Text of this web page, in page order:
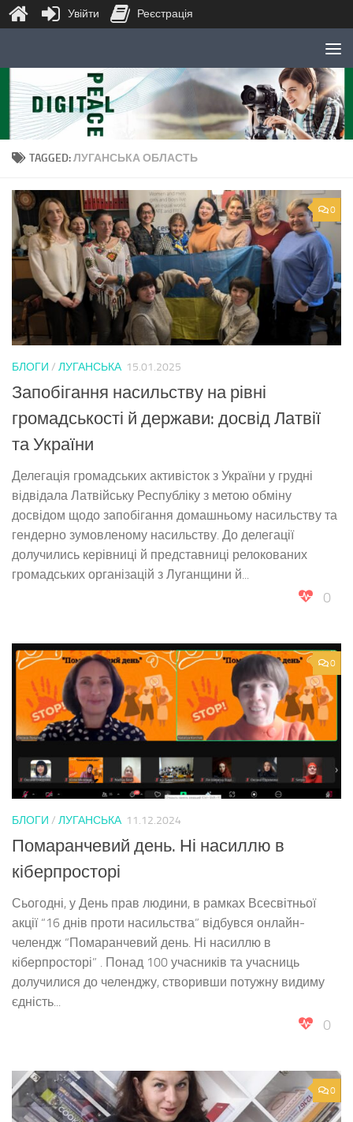
Skip to content
TAGGED:ЛУГАНСЬКА ОБЛАСТЬ
0
БЛОГИ / ЛУГАНСЬКА 15.01.2025
Запобігання насильству на рівні
громадськості й держави: досвід Латвії
та України
Делегація громадських активісток з України у грудні
відвідала Латвійську Республіку з метою обміну
досвідом щодо запобігання домашньому насильству та
гендерно зумовленому насильству. До делегації
долучились керівниці й представниці релокованих
громадських організацій з Луганщини й...
0
0
БЛОГИ / ЛУГАНСЬКА 11.12.2024
Помаранчевий день. Ні насиллю в
кіберпросторі
Сьогодні, у День прав людини, в рамках Всесвітньої
акції “16 днів проти насильства” відбувся онлайн-
челендж “Помаранчевий день. Ні насиллю в
кіберпросторі” . Понад 100 учасників та учасниць
долучилися до челенджу, створивши потужну видиму
єдність...
0
0
Увійти Реєстрація